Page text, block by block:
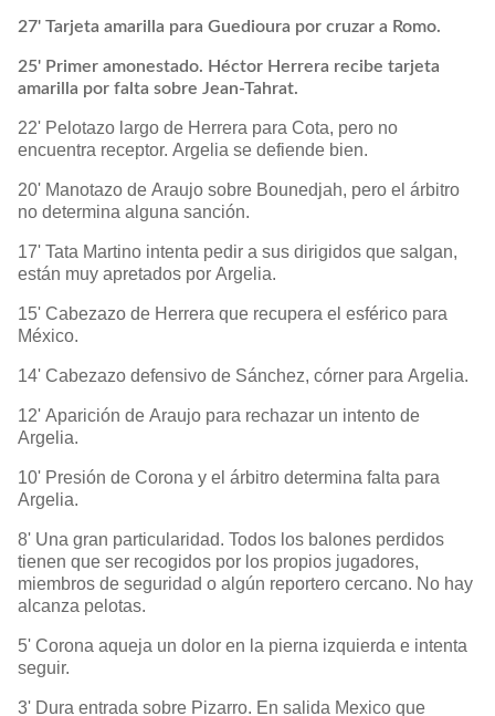
27' Tarjeta amarilla para Guedioura por cruzar a Romo.
25' Primer amonestado. Héctor Herrera recibe tarjeta
amarilla por falta sobre Jean-Tahrat.
22' Pelotazo largo de Herrera para Cota, pero no
encuentra receptor. Argelia se defiende bien.
20' Manotazo de Araujo sobre Bounedjah, pero el árbitro
no determina alguna sanción.
17' Tata Martino intenta pedir a sus dirigidos que salgan,
están muy apretados por Argelia.
15' Cabezazo de Herrera que recupera el esférico para
México.
14' Cabezazo defensivo de Sánchez, córner para Argelia.
12' Aparición de Araujo para rechazar un intento de
Argelia.
10' Presión de Corona y el árbitro determina falta para
Argelia.
8' Una gran particularidad. Todos los balones perdidos
tienen que ser recogidos por los propios jugadores,
miembros de seguridad o algún reportero cercano. No hay
alcanza pelotas.
5' Corona aqueja un dolor en la pierna izquierda e intenta
seguir.
3' Dura entrada sobre Pizarro. En salida Mexico que